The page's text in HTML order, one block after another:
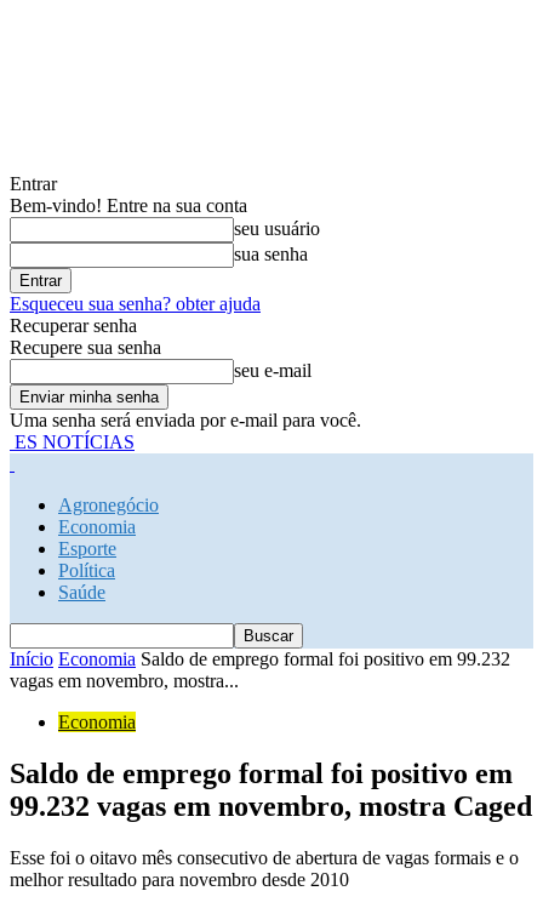
Entrar
Bem-vindo! Entre na sua conta
seu usuário
sua senha
Esqueceu sua senha? obter ajuda
Recuperar senha
Recupere sua senha
seu e-mail
Uma senha será enviada por e-mail para você.
ES NOTÍCIAS
Agronegócio
Economia
Esporte
Política
Saúde
Início Economia Saldo de emprego formal foi positivo em 99.232
vagas em novembro, mostra...
Economia
Saldo de emprego formal foi positivo em
99.232 vagas em novembro, mostra Caged
Esse foi o oitavo mês consecutivo de abertura de vagas formais e o
melhor resultado para novembro desde 2010